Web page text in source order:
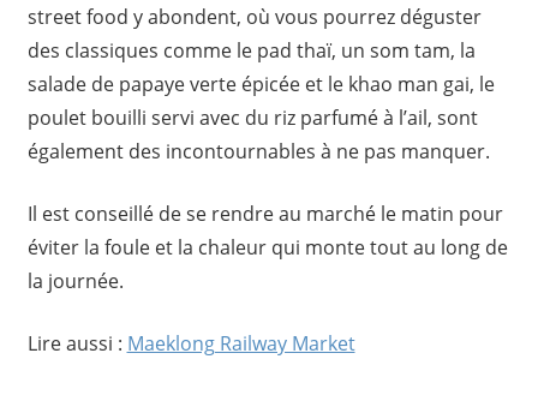
street food y abondent, où vous pourrez déguster
des classiques comme le pad thaï, un som tam, la
salade de papaye verte épicée et le khao man gai, le
poulet bouilli servi avec du riz parfumé à l’ail, sont
également des incontournables à ne pas manquer.
Il est conseillé de se rendre au marché le matin pour
éviter la foule et la chaleur qui monte tout au long de
la journée.
Lire aussi : Maeklong Railway Market